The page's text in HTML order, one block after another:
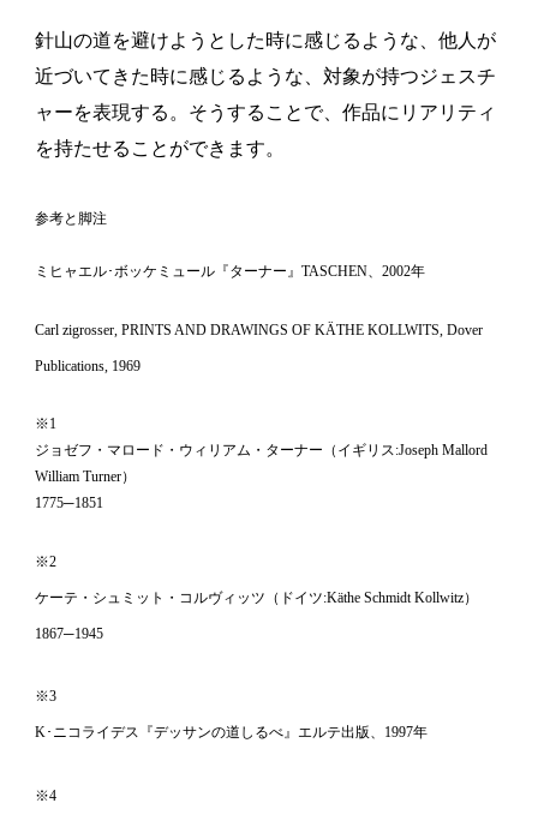
針山の道を避けようとした時に感じるような、他人が
近づいてきた時に感じるような、対象が持つジェスチ
ャーを表現する。そうすることで、作品にリアリティ
を持たせることができます。
参考と脚注
ミヒャエル･ボッケミュール『ターナー』TASCHEN、2002年
Carl zigrosser,PRINTS AND DRAWINGS OF KÄTHE KOLLWITS, Dover
Publications, 1969
※1
ジョゼフ・マロード・ウィリアム・ターナー（イギリス:Joseph Mallord
William Turner）
1775─1851
※2
ケーテ・シュミット・コルヴィッツ（ドイツ:Käthe Schmidt Kollwitz）
1867─1945
※3
K･ニコライデス『デッサンの道しるべ』エルテ出版、1997年
※4